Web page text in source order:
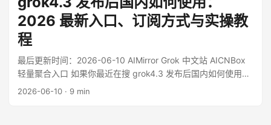
境下更省事使用 Gemini、GPT、Claude、Grok 等模型的第三
方聚合平台。 ...
2026 最新入口、订阅方式与实操教
程
最后更新时间：2026-06-10 AIMirror Grok 中文站 AICNBox
轻量聚合入口 如果你最近在搜 grok4.3 发布后国内如何使用，
先别急着把所有写着“4.3 全量开放”的页面都当成官方确认。按
2026-06-10 · 9 min